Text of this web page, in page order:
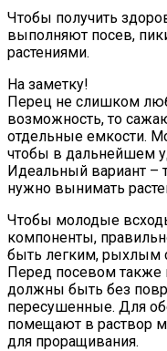
Чтобы получить
выполняют посев,
растениями.
На заметку!
Перец не слишком
возможность, то
отдельные емкости.
чтобы в дальнейшем
Идеальный вариант –
нужно вынимать
Чтобы молодые
компоненты,
быть легким, рыхлым
Перед посевом также
должны быть без
пересушенные. Для
помещают в раствор
для проращивания.